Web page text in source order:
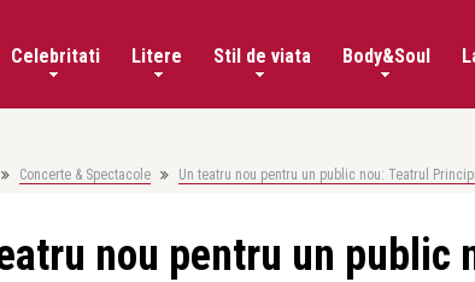
Celebritati Litere Stil de viata Body&Soul
Concerte & Spectacole Un teatru nou pentru un public nou: Teatrul
nou pentru un public